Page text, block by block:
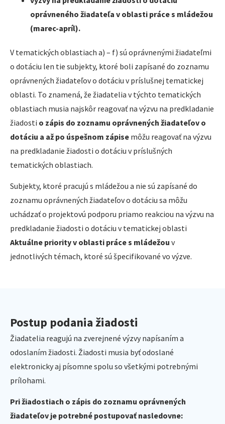
oprávneného žiadateľa v oblasti práce s mládežou
(marec-apríl).
V tematických oblastiach a) – f) sú oprávnenými žiadateľmi
o dotáciu len tie subjekty, ktoré boli zapísané do zoznamu
oprávnených žiadateľov o dotáciu v príslušnej tematickej
oblasti. To znamená, že žiadatelia v týchto tematických
oblastiach musia najskôr reagovať na výzvu na predkladanie
žiadosti o zápis do zoznamu oprávnených žiadateľov o
dotáciu a až po úspešnom zápise môžu reagovať na výzvu
na predkladanie žiadosti o dotáciu v príslušných
tematických oblastiach.
Subjekty, ktoré pracujú s mládežou a nie sú zapísané do
zoznamu oprávnených žiadateľov o dotáciu sa môžu
uchádzať o projektovú podporu priamo reakciou na výzvu na
predkladanie žiadosti o dotáciu v tematickej oblasti
Aktuálne priority v oblasti práce s mládežou v
jednotlivých témach, ktoré sú špecifikované vo výzve.
Postup podania žiadosti
Žiadatelia reagujú na zverejnené výzvy napísaním a
odoslaním žiadosti. Žiadosti musia byť odoslané
elektronicky aj písomne spolu so všetkými potrebnými
prílohami.
Pri žiadostiach o zápis do zoznamu oprávnených
žiadateľov je potrebné postupovať nasledovne: